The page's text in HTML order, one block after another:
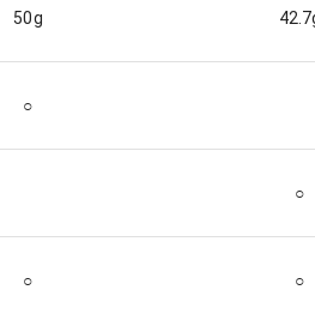
50g 42.7
○
○
○ ○